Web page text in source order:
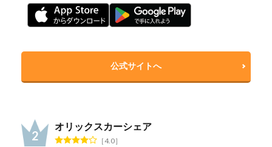
公式サイトへ
オリックスカーシェア
4.0